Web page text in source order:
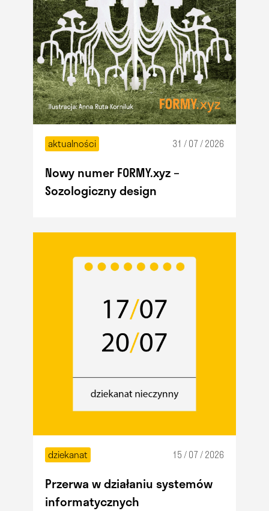
aktualności 31 / 07 / 2026
Nowy numer FORMY.xyz –
Sozologiczny design
dziekanat 15 / 07 / 2026
Przerwa w działaniu systemów
informatycznych